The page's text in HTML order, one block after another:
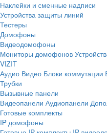
Наклейки и сменные надписи
Устройства защиты линий
Тестеры
Домофоны
Видеодомофоны
Мониторы домофонов
VIZIT
Аудио Видео Блоки коммутации
Трубки
Вызывные панели
Видеопанели Аудиопанели
Готовые комплекты
IP домофоны